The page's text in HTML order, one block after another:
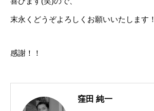
末永くどうぞよろしくお願いいたします！
感謝！！
窪田 純一